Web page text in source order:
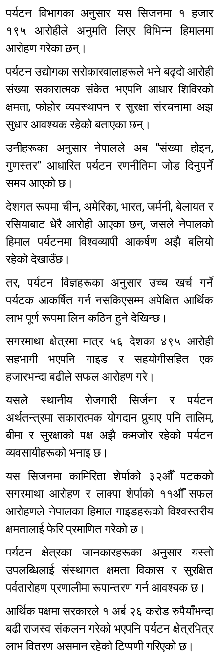
पर्यटन विभागका अनुसार यस सिजनमा १ हजार
१९५ आरोहीले अनुमति लिएर विभिन्न हिमालमा
आरोहण गरेका छन्।
पर्यटन उद्योगका सरोकारवालाहरूले भने बढ्दो आरोही
संख्या सकारात्मक संकेत भएपनि आधार शिविरको
क्षमता, फोहोर व्यवस्थापन र सुरक्षा संरचनामा अझ
सुधार आवश्यक रहेको बताएका छन्।
उनीहरूका अनुसार नेपालले अब “संख्या होइन,
गुणस्तर” आधारित पर्यटन रणनीतिमा जोड दिनुपर्ने
समय आएको छ।
देशगत रूपमा चीन, अमेरिका, भारत, जर्मनी, बेलायत र
रसियाबाट धेरै आरोही आएका छन्, जसले नेपालको
हिमाल पर्यटनमा विश्वव्यापी आकर्षण अझै बलियो
रहेको देखाउँछ।
तर, पर्यटन विज्ञहरूका अनुसार उच्च खर्च गर्ने
पर्यटक आकर्षित गर्न नसकिएसम्म अपेक्षित आर्थिक
लाभ पूर्ण रूपमा लिन कठिन हुने देखिन्छ।
सगरमाथा क्षेत्रमा मात्र ५६ देशका ४९५ आरोही
सहभागी भएपनि गाइड र सहयोगीसहित एक
हजारभन्दा बढीले सफल आरोहण गरे।
यसले स्थानीय रोजगारी सिर्जना र पर्यटन
अर्थतन्त्रमा सकारात्मक योगदान पुर्‍याए पनि तालिम,
बीमा र सुरक्षाको पक्ष अझै कमजोर रहेको पर्यटन
व्यवसायीहरूको भनाइ छ।
यस सिजनमा कामिरिता शेर्पाको ३२औँ पटकको
सगरमाथा आरोहण र लाक्पा शेर्पाको ११औँ सफल
आरोहणले नेपालका हिमाल गाइडहरूको विश्वस्तरीय
क्षमतालाई फेरि प्रमाणित गरेको छ।
पर्यटन क्षेत्रका जानकारहरूका अनुसार यस्तो
उपलब्धिलाई संस्थागत क्षमता विकास र सुरक्षित
पर्वतारोहण प्रणालीमा रूपान्तरण गर्न आवश्यक छ।
आर्थिक पक्षमा सरकारले १ अर्ब २६ करोड रुपैयाँभन्दा
बढी राजस्व संकलन गरेको भएपनि पर्यटन क्षेत्रभित्र
लाभ वितरण असमान रहेको टिप्पणी गरिएको छ।